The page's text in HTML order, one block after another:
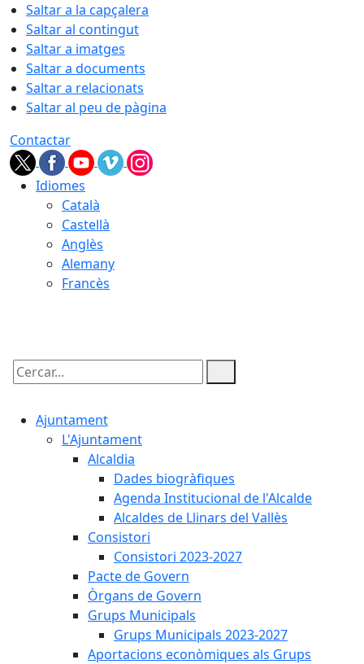
Saltar a la capçalera
Saltar al contingut
Saltar a imatges
Saltar a documents
Saltar a relacionats
Saltar al peu de pàgina
Contactar
Idiomes
Català
Castellà
Anglès
Alemany
Francès
Cercar:
Ajuntament
L'Ajuntament
Alcaldia
Dades biogràfiques
Agenda Institucional de l'Alcalde
Alcaldes de Llinars del Vallès
Consistori
Consistori 2023-2027
Pacte de Govern
Òrgans de Govern
Grups Municipals
Grups Municipals 2023-2027
Aportacions econòmiques als Grups